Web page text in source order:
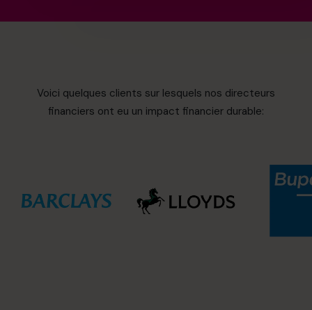
Voici quelques clients sur lesquels nos directeurs
financiers ont eu un impact financier durable: